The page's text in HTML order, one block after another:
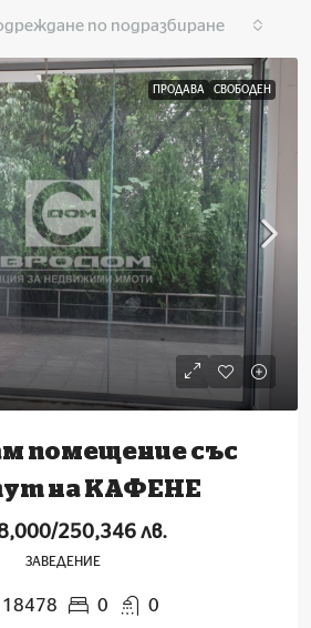
по подразбиране
ПРОДАВА СВОБОДЕН
помещение със
на КАФЕНЕ
250,346 лв.
ЗАВЕДЕНИЕ
18478 0 0